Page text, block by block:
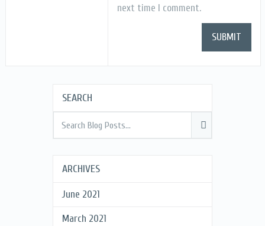
next time I comment.
SEARCH
ARCHIVES
June 2021
March 2021